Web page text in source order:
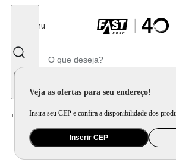
Menu
Veja as ofertas para seu endereço!
Insira seu CEP e confira a disponibilidade dos
Inserir CEP
Home Móveis e Decoração / Decoração / Centro de Mesa